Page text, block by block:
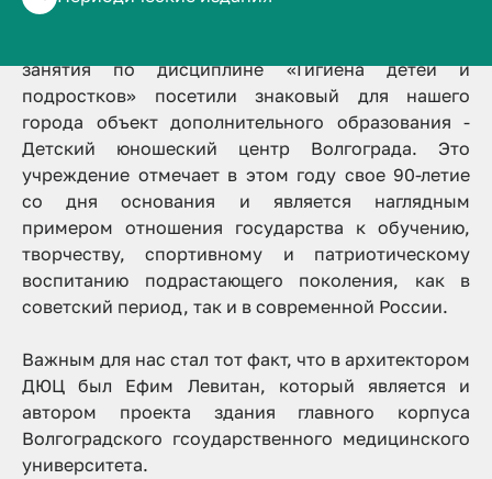
Студенты специалитета «Медико-
занятия по дисциплине «Гигиена детей и
подростков» посетили знаковый для нашего
города объект дополнительного образования -
Детский юношеский центр Волгограда. Это
учреждение отмечает в этом году свое 90-летие
со дня основания и является наглядным
примером отношения государства к обучению,
творчеству, спортивному и патриотическому
воспитанию подрастающего поколения, как в
советский период, так и в современной России.
Важным для нас стал тот факт, что в архитектором
ДЮЦ был Ефим Левитан, который является и
автором проекта здания главного корпуса
Волгоградского гсоударственного медицинского
университета.